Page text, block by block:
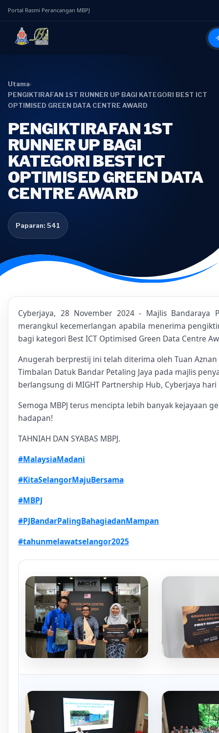
Portal Rasmi Perancangan MBPJ
Utama›
PENGIKTIRAFAN 1ST RUNNER UP BAGI KATEGORI BEST ICT
OPTIMISED GREEN DATA CENTRE AWARD
PENGIKTIRAFAN 1ST
RUNNER UP BAGI
KATEGORI BEST ICT
OPTIMISED GREEN DATA
CENTRE AWARD
Paparan: 541
Cyberjaya, 28 November 2024 - Majlis Bandaraya
merangkul kecemerlangan apabila menerima
bagi kategori Best ICT Optimised Green Data Centre
Anugerah berprestij ini telah diterima oleh Tuan Aznan
Timbalan Datuk Bandar Petaling Jaya pada majlis
berlangsung di MIGHT Partnership Hub, Cyberjaya hari
Semoga MBPJ terus mencipta lebih banyak kejayaan
hadapan!
TAHNIAH DAN SYABAS MBPJ.
#MalaysiaMadani
#KitaSelangorMajuBersama
#MBPJ
#PJBandarPalingBahagiadanMampan
#tahunmelawatselangor2025